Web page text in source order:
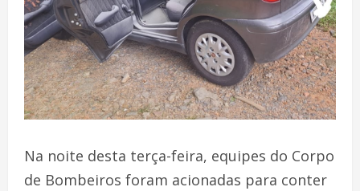
Na noite desta terça-feira, equipes do Corpo
de Bombeiros foram acionadas para conter